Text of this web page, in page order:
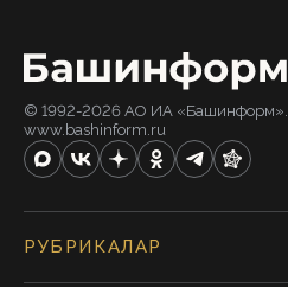
© 1992-2026 АО ИА «Башинформ».
www.bashinform.ru
РУБРИКАЛАР